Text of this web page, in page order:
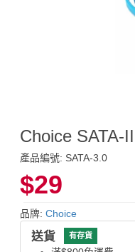
Choice SATA-
產品編號: SATA-3.0
$29
品牌: Choice
送貨 有存貨